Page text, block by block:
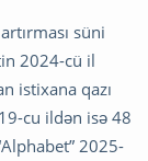
süni
2024-cü il
istixana qazı
cu ildən isə 48
2025-